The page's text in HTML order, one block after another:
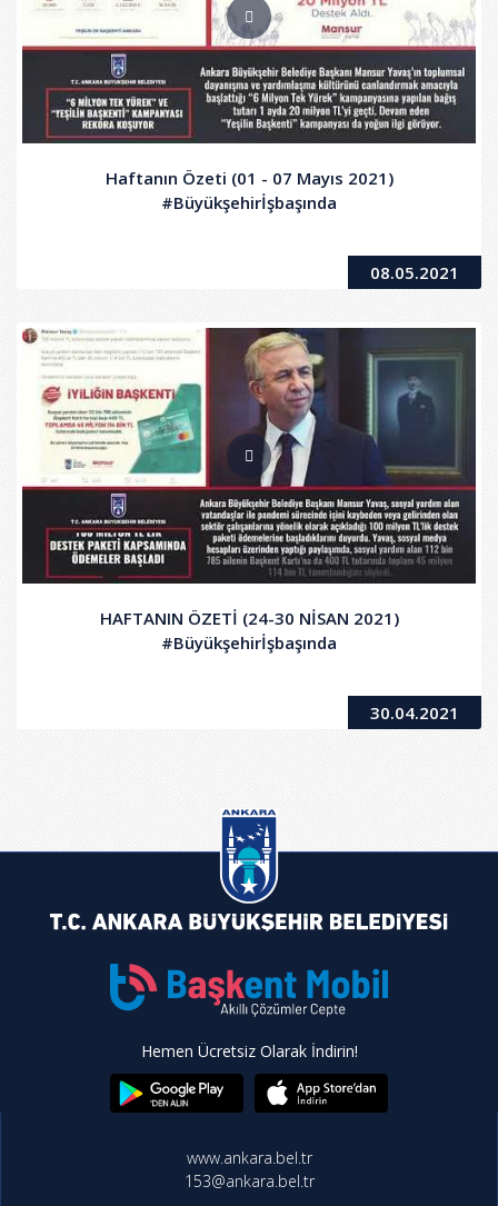
Haftanın Özeti (01 - 07 Mayıs 2021)
#Büyükşehirİşbaşında
08.05.2021
HAFTANIN ÖZETİ (24-30 NİSAN 2021)
#Büyükşehirİşbaşında
30.04.2021
Hemen Ücretsiz Olarak İndirin!
www.ankara.bel.tr
153@ankara.bel.tr